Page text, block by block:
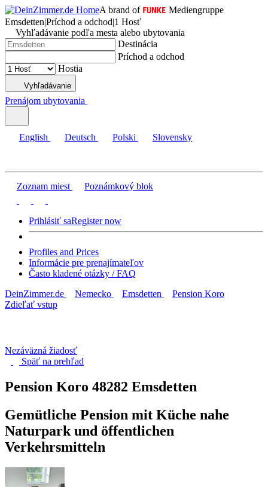
A brand of
Mediengruppe
Emsdetten|Príchod a odchod|1 Hosť
Vyhľadávanie podľa mesta alebo ubytovania
Destinácia
Príchod a odchod
Hostia
Vyhľadávanie
Prenájom ubytovania
English Deutsch Polski Slovensky
Zoznam miest Poznámkový blok
Prihlásiť saRegister now
Profiles and Prices
Informácie pre prenajímateľov
Často kladené otázky / FAQ
DeinZimmer.de
Nemecko Emsdetten
Pension Koro
Zdieľať vstup
Nezáväzná žiadosť
Späť na prehľad
Pension Koro 48282 Emsdetten
Gemütliche Pension mit Küche nahe
Naturpark und öffentlichen
Verkehrsmitteln